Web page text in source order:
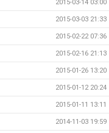
2015-03-14 03:00
2015-03-03 21:33
2015-02-22 07:36
2015-02-16 21:13
2015-01-26 13:20
2015-01-12 20:24
2015-01-11 13:11
2014-11-03 19:59